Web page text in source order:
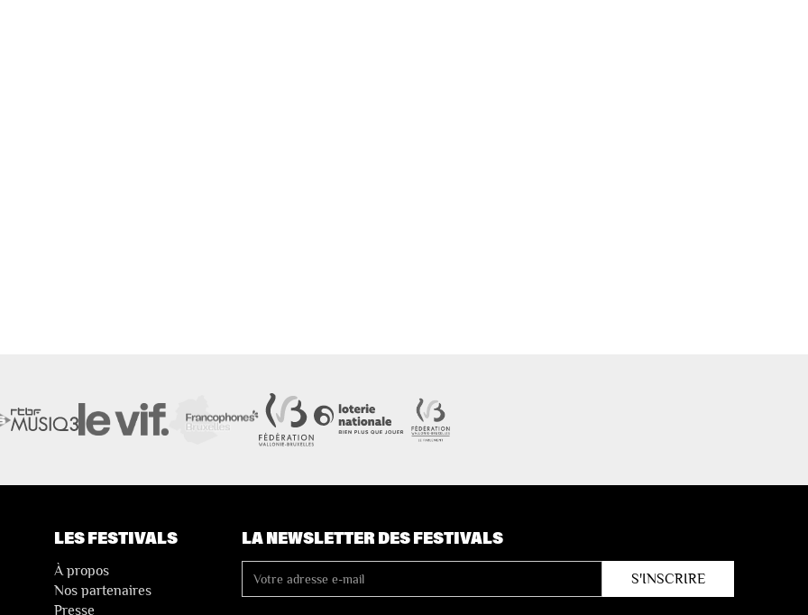
LES FESTIVALS
À propos
Nos partenaires
Presse
LA NEWSLETTER DES FESTIVALS